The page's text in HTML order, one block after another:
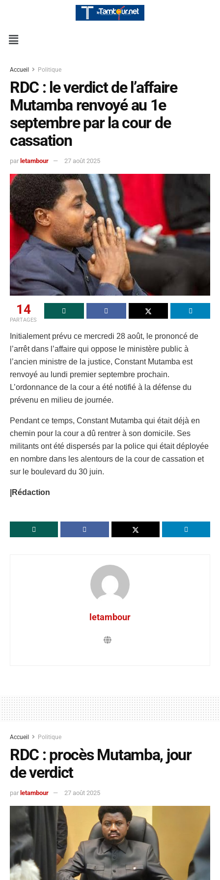
Accueil Politique
RDC : le verdict de l’affaire
Mutamba renvoyé au 1e
septembre par la cour de
cassation
par letambour 27 août 2025
14
PARTAGES
Initialement prévu ce mercredi 28 août, le prononcé de
l’arrêt dans l’affaire qui oppose le ministère public à
l’ancien ministre de la justice, Constant Mutamba est
renvoyé au lundi premier septembre prochain.
L’ordonnance de la cour a été notifié à la défense du
prévenu en milieu de journée.
Pendant ce temps, Constant Mutamba qui était déjà en
chemin pour la cour a dû rentrer à son domicile. Ses
militants ont été dispersés par la police qui était déployée
en nombre dans les alentours de la cour de cassation et
sur le boulevard du 30 juin.
|Rédaction
letambour
Accueil Politique
RDC : procès Mutamba, jour
de verdict
par letambour 27 août 2025